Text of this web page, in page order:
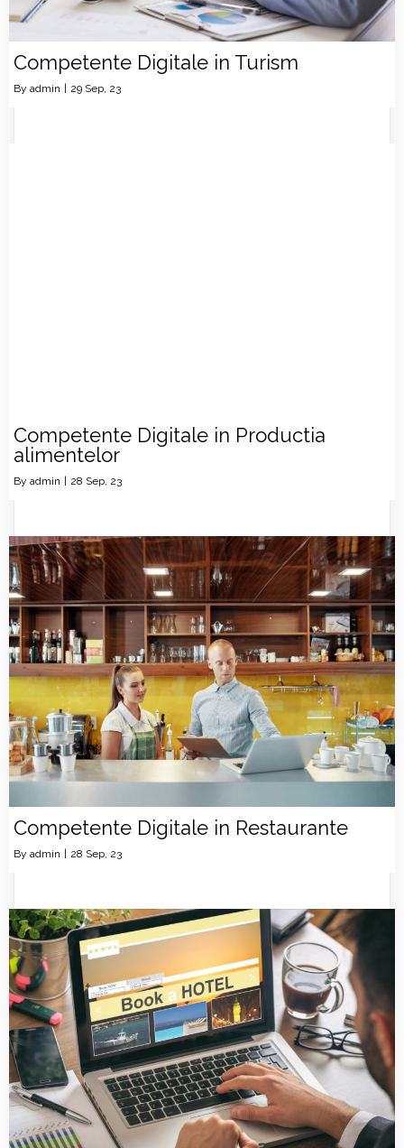
Competente Digitale in Turism
By admin 29 Sep, 23
Competente Digitale in Productia
alimentelor
By admin 28 Sep, 23
Competente Digitale in Restaurante
By admin | 28 Sep, 23